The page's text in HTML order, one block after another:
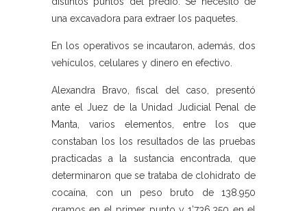
una excavadora para extraer los paquetes.
En los operativos se incautaron, además, dos
vehículos, celulares y dinero en efectivo.
Alexandra Bravo, fiscal del caso, presentó
ante el Juez de la Unidad Judicial Penal de
Manta, varios elementos, entre los que
constaban los los resultados de las pruebas
practicadas a la sustancia encontrada, que
determinaron que se trataba de clohidrato de
cocaína, con un peso bruto de 138.950